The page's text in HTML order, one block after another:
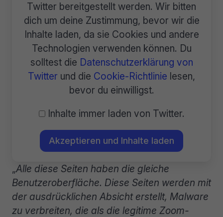
Twitter bereitgestellt werden. Wir bitten
dich um deine Zustimmung, bevor wir die
Inhalte laden, da sie Cookies und andere
Technologien verwenden können. Du
solltest die Datenschutzerklärung von
Twitter und die Cookie-Richtlinie lesen,
bevor du einwilligst.
Inhalte immer laden von Twitter.
Akzeptieren und Inhalte laden
„Alle diese Seiten haben die gleiche
Benutzeroberfläche. Diese Seiten werden mit
der ausdrücklichen Absicht erstellt, Malware
zu verbreiten, die als die legitime Zoom-